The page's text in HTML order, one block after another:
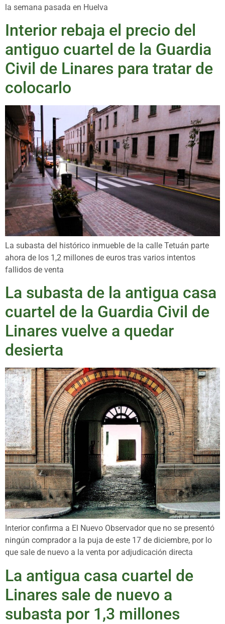
la semana pasada en Huelva
Interior rebaja el precio del
antiguo cuartel de la Guardia
Civil de Linares para tratar de
colocarlo
La subasta del histórico inmueble de la calle Tetuán parte
ahora de los 1,2 millones de euros tras varios intentos
fallidos de venta
La subasta de la antigua casa
cuartel de la Guardia Civil de
Linares vuelve a quedar
desierta
Interior confirma a El Nuevo Observador que no se presentó
ningún comprador a la puja de este 17 de diciembre, por lo
que sale de nuevo a la venta por adjudicación directa
La antigua casa cuartel de
Linares sale de nuevo a
subasta por 1,3 millones